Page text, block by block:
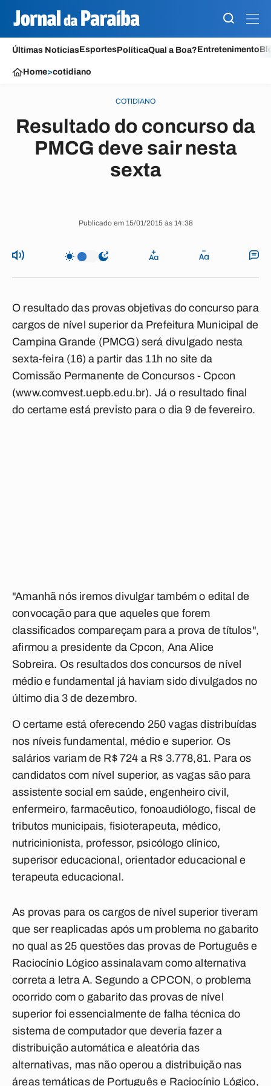
Últimas NotíciasEsportesPolíticaQual a Boa?Entretenimento
Home>cotidiano
COTIDIANO
Resultado do concurso da
PMCG deve sair nesta
sexta
Publicado em 15/01/2015 às 14:38
O resultado das provas objetivas do concurso para
cargos de nível superior da Prefeitura Municipal de
Campina Grande (PMCG) será divulgado nesta
sexta-feira (16) a partir das 11h no site da
Comissão Permanente de Concursos - Cpcon
(www.comvest.uepb.edu.br). Já o resultado final
do certame está previsto para o dia 9 de fevereiro.
"Amanhã nós iremos divulgar também o edital de
convocação para que aqueles que forem
classificados compareçam para a prova de títulos",
afirmou a presidente da Cpcon, Ana Alice
Sobreira. Os resultados dos concursos de nível
médio e fundamental já haviam sido divulgados no
último dia 3 de dezembro.
O certame está oferecendo 250 vagas distribuídas
nos níveis fundamental, médio e superior. Os
salários variam de R$ 724 a R$ 3.778,81. Para os
candidatos com nível superior, as vagas são para
assistente social em saúde, engenheiro civil,
enfermeiro, farmacêutico, fonoaudiólogo, fiscal de
tributos municipais, fisioterapeuta, médico,
nutricinionista, professor, psicólogo clínico,
superisor educacional, orientador educacional e
terapeuta educacional.
As provas para os cargos de nível superior tiveram
que ser reaplicadas após um problema no gabarito
no qual as 25 questões das provas de Português e
Raciocínio Lógico assinalavam como alternativa
correta a letra A. Segundo a CPCON, o problema
ocorrido com o gabarito das provas de nível
superior foi essencialmente de falha técnica do
sistema de computador que deveria fazer a
distribuição automática e aleatória das
alternativas, mas não operou a distribuição nas
áreas temáticas de Português e Raciocínio Lógico,